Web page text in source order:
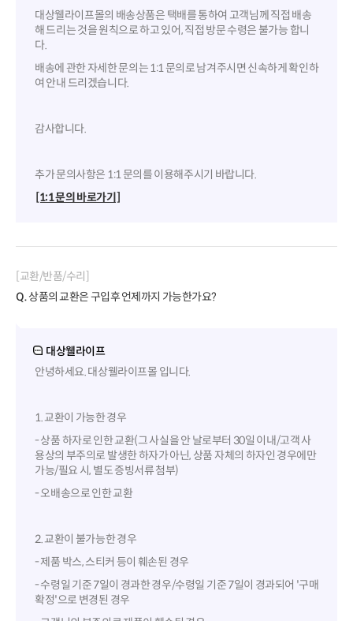
대상웰라이프몰의 배송상품은 택배를 통하여 고객님께 직접 배송
해 드리는 것을 원칙으로 하고 있어, 직접 방문 수령은 불가능 합니
다.
배송에 관한 자세한 문의는 1:1 문의로 남겨주시면 신속하게 확인하
여 안내 드리겠습니다.
감사합니다.
추가 문의사항은 1:1 문의를 이용해주시기 바랍니다.
[1:1 문의 바로가기]
[교환/반품/수리]
Q.상품의 교환은 구입후 언제까지 가능한가요?
대상웰라이프
안녕하세요. 대상웰라이프몰 입니다.
1. 교환이 가능한 경우
- 상품 하자로 인한 교환(그 사실을 안 날로부터 30일 이내/고객 사
용상의 부주의로 발생한 하자가 아닌, 상품 자체의 하자인 경우에만
가능/필요 시, 별도 증빙서류 첨부)
- 오배송으로 인한 교환
2. 교환이 불가능한 경우
- 제품 박스, 스티커 등이 훼손된 경우
- 수령일 기준 7일이 경과한 경우/수령일 기준 7일이 경과되어 '구매
확정'으로 변경된 경우